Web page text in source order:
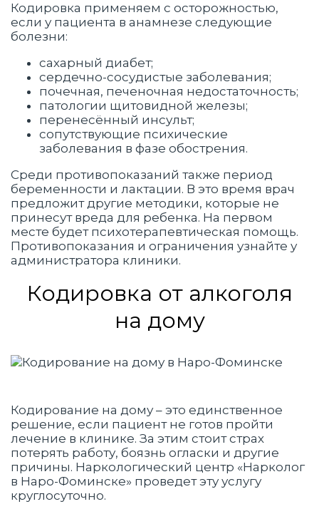
Кодировка применяем с осторожностью,
если у пациента в анамнезе следующие
болезни:
сахарный диабет;
сердечно-сосудистые заболевания;
почечная, печеночная недостаточность;
патологии щитовидной железы;
перенесённый инсульт;
сопутствующие психические
заболевания в фазе обострения.
Среди противопоказаний также период
беременности и лактации. В это время врач
предложит другие методики, которые не
принесут вреда для ребенка. На первом
месте будет психотерапевтическая помощь.
Противопоказания и ограничения узнайте у
администратора клиники.
Кодировка от алкоголя
на дому
Кодирование на дому – это единственное
решение, если пациент не готов пройти
лечение в клинике. За этим стоит страх
потерять работу, боязнь огласки и другие
причины. Наркологический центр «Нарколог
в Наро-Фоминске» проведет эту услугу
круглосуточно.